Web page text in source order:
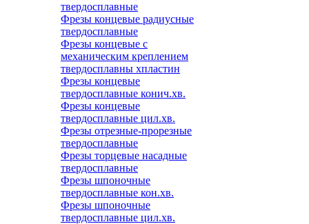
твердосплавные
Фрезы концевые радиусные
твердосплавные
Фрезы концевые с
механическим креплением
твердосплавны хпластин
Фрезы концевые
твердосплавные конич.хв.
Фрезы концевые
твердосплавные цил.хв.
Фрезы отрезные-прорезные
твердосплавные
Фрезы торцевые насадные
твердосплавные
Фрезы шпоночные
твердосплавные кон.хв.
Фрезы шпоночные
твердосплавные цил.хв.